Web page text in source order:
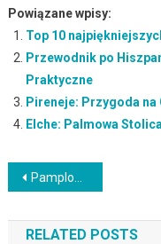
Powiązane wpisy:
Top 10
Przewodnik po
Praktyczne
Pireneje: Przygoda
Elche: Palmowa
Nawigacja
wpisu
Pamplona: Odkryj Urok Średniowiecznego Miasta i Tradycji
RELATED POSTS